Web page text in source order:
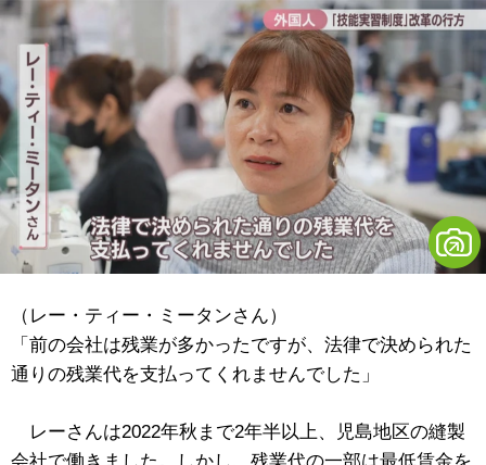
（レー・ティー・ミータンさん）
「前の会社は残業が多かったですが、法律で決められた
通りの残業代を支払ってくれませんでした」
レーさんは2022年秋まで2年半以上、児島地区の縫製
会社で働きました。しかし、残業代の一部は最低賃金を